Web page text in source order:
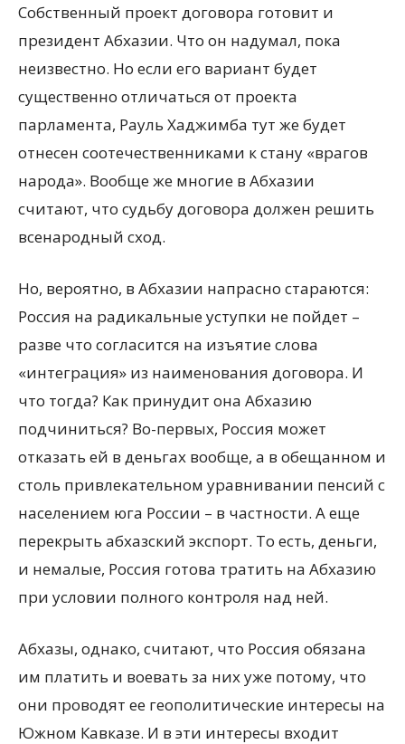
Собственный проект договора готовит и
президент Абхазии. Что он надумал, пока
неизвестно. Но если его вариант будет
существенно отличаться от проекта
парламента, Рауль Хаджимба тут же будет
отнесен соотечественниками к стану «врагов
народа». Вообще же многие в Абхазии
считают, что судьбу договора должен решить
всенародный сход.
Но, вероятно, в Абхазии напрасно стараются:
Россия на радикальные уступки не пойдет –
разве что согласится на изъятие слова
«интеграция» из наименования договора. И
что тогда? Как принудит она Абхазию
подчиниться? Во-первых, Россия может
отказать ей в деньгах вообще, а в обещанном и
столь привлекательном уравнивании пенсий с
населением юга России – в частности. А еще
перекрыть абхазский экспорт. То есть, деньги,
и немалые, Россия готова тратить на Абхазию
при условии полного контроля над ней.
Абхазы, однако, считают, что Россия обязана
им платить и воевать за них уже потому, что
они проводят ее геополитические интересы на
Южном Кавказе. И в эти интересы входит